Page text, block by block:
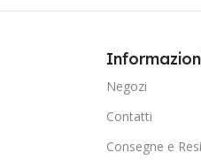
Negozi
Contatti
Consegne e Resi